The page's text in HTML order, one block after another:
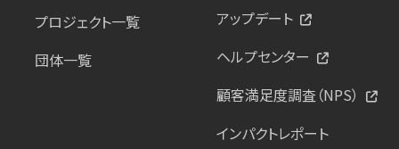
プロジェクト一覧
団体一覧
アップデート
ヘルプセンター
顧客満足度調査（NPS）
インパクトレポート